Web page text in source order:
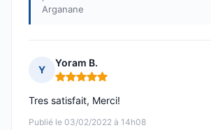
Arganane
Y
Yoram B.
Note : 5 sur 5
Publié le 03/02/2022 à 14h08
Tres satisfait, Merci!